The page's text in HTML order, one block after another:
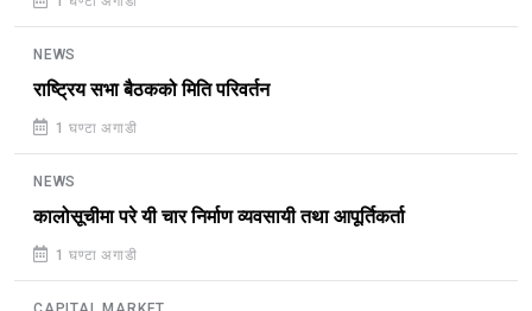
NEWS
राष्ट्रिय सभा बैठकको मिति परिवर्तन
1 घण्टा अगाडी
NEWS
कालोसूचीमा परे यी चार निर्माण व्यवसायी तथा आपूर्तिकर्ता
1 घण्टा अगाडी